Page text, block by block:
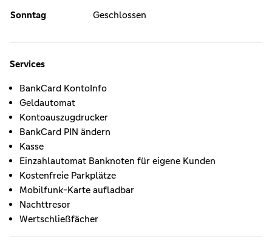
Sonntag Geschlossen
Services
BankCard KontoInfo
Geldautomat
Kontoauszugdrucker
BankCard PIN ändern
Kasse
Einzahlautomat Banknoten für eigene Kunden
Kostenfreie Parkplätze
Mobilfunk-Karte aufladbar
Nachttresor
Wertschließfächer